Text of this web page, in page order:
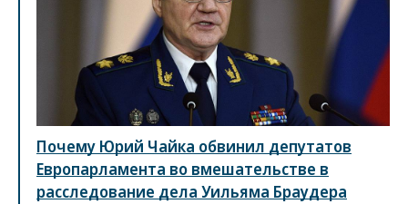
Почему Юрий Чайка обвинил депутатов
Европарламента во вмешательстве в
расследование дела Уильяма Браудера